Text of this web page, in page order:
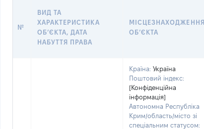
№
ВИД ТА
ХАРАКТЕРИСТИКА
ОБʼЄКТА, ДАТА
НАБУТТЯ ПРАВА
МІСЦЕЗНАХОДЖЕННЯ
ОБʼЄКТА
Країна: Україна
Поштовий індекс:
[Конфіденційна
інформація]
Автономна Республіка
Крим/область/місто зі
спеціальним статусом: